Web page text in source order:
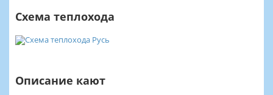
Схема теплохода
Описание кают